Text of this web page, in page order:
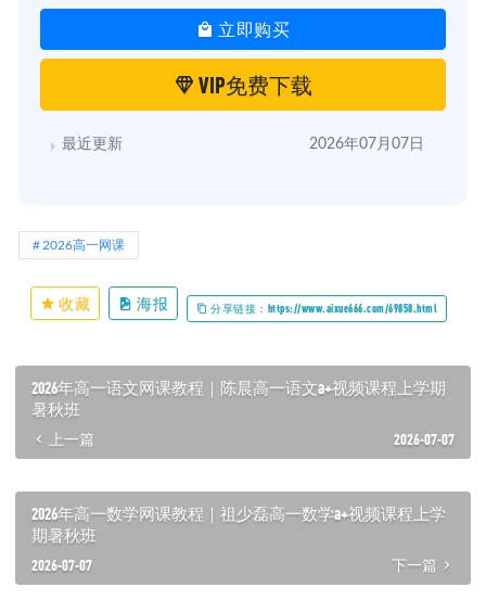
立即购买
VIP免费下载
最近更新 2026年07月07日
2026高一网课
收藏 海报 分享链接：https://www.aixue666.com/69858.html
2026年高一语文网课教程｜陈晨高一语文a+视频课程上学期
暑秋班
上一篇 2026-07-07
2026年高一数学网课教程｜祖少磊高一数学a+视频课程上学
期暑秋班
2026-07-07 下一篇